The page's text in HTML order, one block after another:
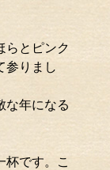
らとピンク
参りまし
な年になる
杯です。こ